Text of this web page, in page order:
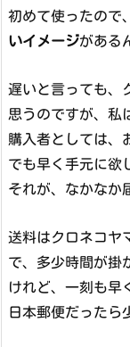
初めて使ったので
いイメージがある
遅いと言っても、
思うのですが、私
購入者としては、
でも早く手元に欲
それが、なかなか
送料はクロネコヤ
で、多少時間が掛
けれど、一刻も早
日本郵便だったら